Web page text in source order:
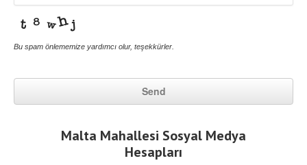
Bu spam önlememize yardımcı olur, teşekkürler.
Send
Malta Mahallesi Sosyal Medya
Hesapları